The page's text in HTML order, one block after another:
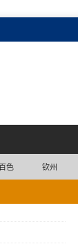
色 钦州